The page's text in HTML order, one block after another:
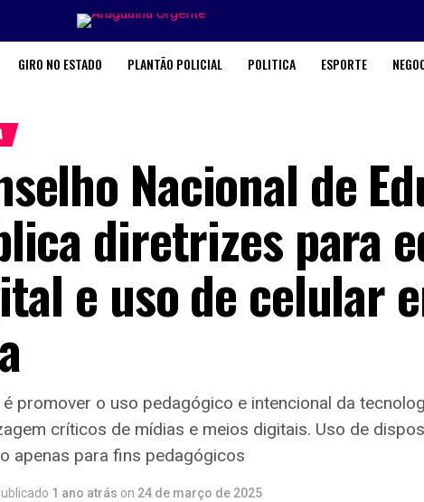
GIRO NO ESTADO PLANTÃO POLICIAL POLITICA ESPORTE
Nacional de
diretrizes para
e uso de celular
é promover o uso pedagógico e intencional da
críticos de mídias e meios digitais. Uso de
apenas para fins pedagógicos
1 ano atrás on 24 de março de 2025